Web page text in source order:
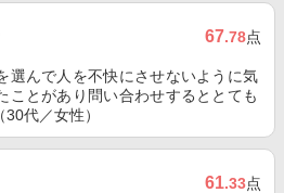
67.78点
選んで人を不快にさせないように気
ことがあり問い合わせするととても
代／女性）
61.33点